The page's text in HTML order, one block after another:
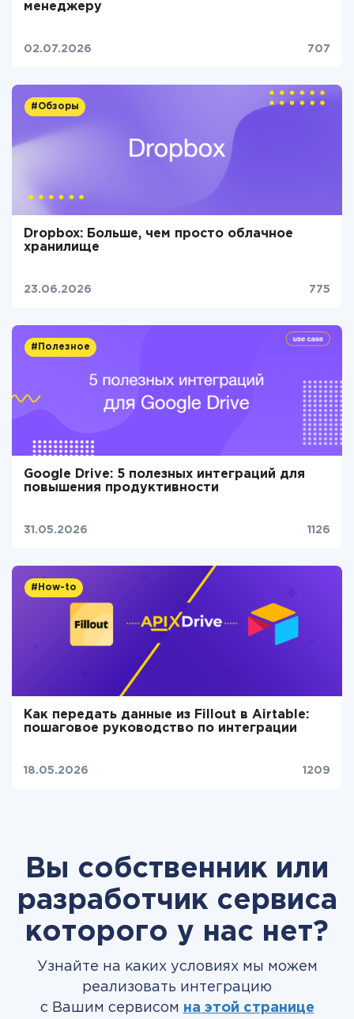
менеджеру
02.07.2026 707
#Обзоры
Dropbox: Больше, чем просто облачное
хранилище
23.06.2026 775
#Полезное
Google Drive: 5 полезных интеграций для
повышения продуктивности
31.05.2026 1126
#How-to
Как передать данные из Fillout в Airtable:
пошаговое руководство по интеграции
18.05.2026 1209
Вы собственник или
разработчик сервиса
которого у нас нет?
Узнайте на каких условиях мы можем
реализовать интеграцию
с Вашим сервисом на этой странице